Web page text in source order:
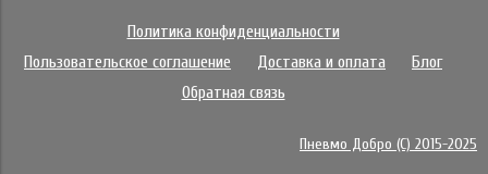
Политика конфиденциальности
Пользовательское соглашение
Доставка и оплата
Блог
Обратная связь
Пневмо Добро (С) 2015-2025